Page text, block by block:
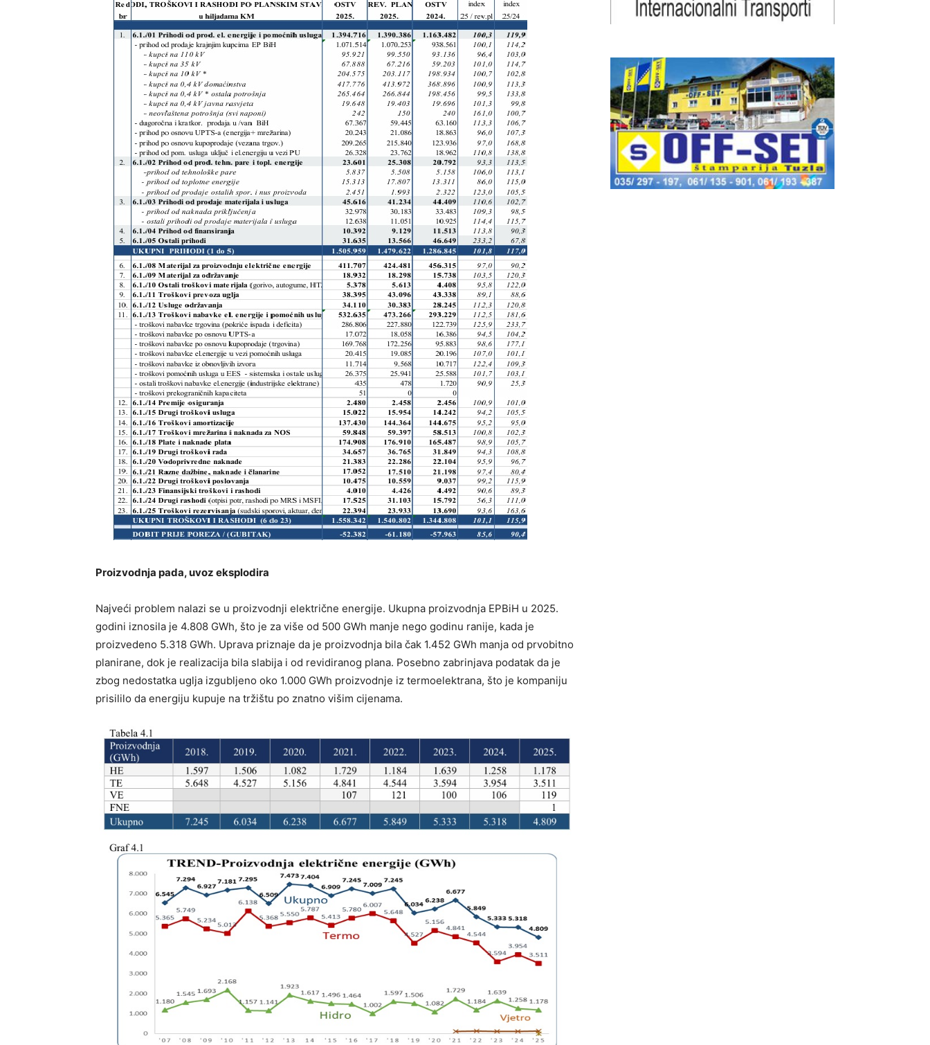
Proizvodnja pada, uvoz eksplodira
Najveći problem nalazi se u proizvodnji električne energije. Ukupna proizvodnja EPBiH u 2025.
godini iznosila je 4.808 GWh, što je za više od 500 GWh manje nego godinu ranije, kada je
proizvedeno 5.318 GWh. Uprava priznaje da je proizvodnja bila čak 1.452 GWh manja od prvobitno
planirane, dok je realizacija bila slabija i od revidiranog plana. Posebno zabrinjava podatak da je
zbog nedostatka uglja izgubljeno oko 1.000 GWh proizvodnje iz termoelektrana, što je kompaniju
prisililo da energiju kupuje na tržištu po znatno višim cijenama.